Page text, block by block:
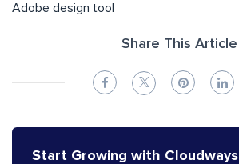
Adobe design tool
Share This Article
Start Growing with Cloudways